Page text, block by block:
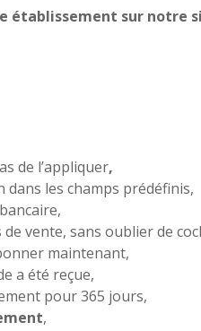
sur notre
de l’appliquer,
les champs prédéfinis,
vente, sans oublier de
maintenant,
a été reçue,
pour 365 jours,
,